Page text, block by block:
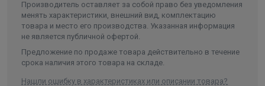
элементы
2 года
Тип управления механическое
Предохранительный клапан Есть
Устройство защитного
Производитель оставляет за собой право без уведомления
менять характеристики, внешний вид, комплектацию
товара и место его производства. Указанная информация
не является публичной офертой.
Предложение по продаже товара действительно в течение
срока наличия этого товара на складе.
Нашли ошибку в характеристиках или описании товара?